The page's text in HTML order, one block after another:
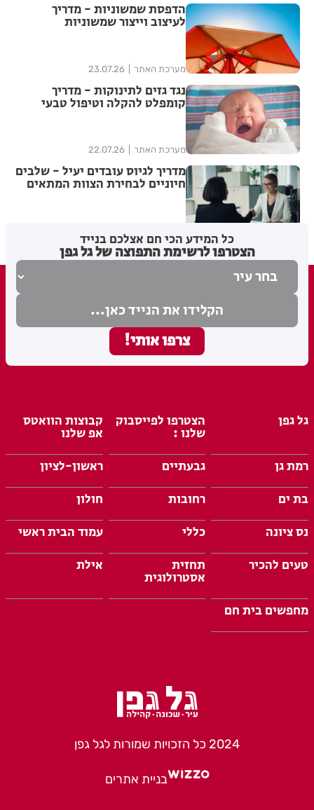
הדפסת שמשוניות - מדריך
לעיצוב וייצור שמשוניות
מערכת האתר 23.07.26
נגד גזים לתינוקות - מדריך
קומפלט להקלה וטיפול טבעי
מערכת האתר 22.07.26
מדריך לגיוס עובדים יעיל - שלבים
חיוניים לבחירת הצוות המתאים
כל המידע הכי חם אצלכם בנייד
הצטרפו לרשימת התפוצה של גל גפן
גל גפן הצטרפו לפייסבוק
שלנו :
קבוצות הוואטס
אפ שלנו
רמת גן
גבעתיים
ראשון-לציון
בת ים
רחובות
חולון
נס ציונה
כללי
עמוד הבית ראשי
טעים להכיר
תחזית
אסטרולוגית
אילת
מחפשים בית חם
2024 כל הזכויות שמורות לגל גפן
בניית אתרים